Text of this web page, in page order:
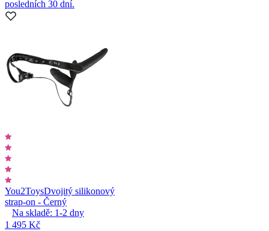
posledních 30 dní.
You2ToysDvojitý silikonový
strap-on - Černý
Na skladě: 1-2 dny
1 495 Kč